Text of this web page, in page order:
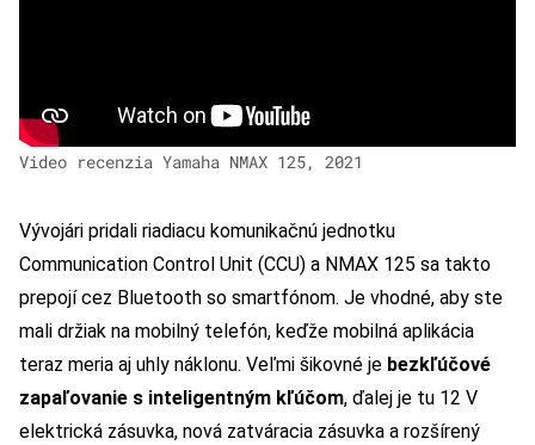
Video recenzia Yamaha NMAX 125, 2021
Vývojári pridali riadiacu komunikačnú jednotku
Communication Control Unit (CCU) a NMAX 125 sa takto
prepojí cez Bluetooth so smartfónom. Je vhodné, aby ste
mali držiak na mobilný telefón, keďže mobilná aplikácia
teraz meria aj uhly náklonu. Veľmi šikovné je bezkľúčové
zapaľovanie s inteligentným kľúčom, ďalej je tu 12 V
elektrická zásuvka, nová zatváracia zásuvka a rozšírený